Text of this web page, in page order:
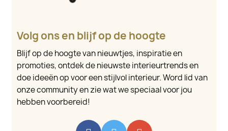
Volg ons en blijf op de hoogte
Blijf op de hoogte van nieuwtjes, inspiratie en
promoties, ontdek de nieuwste interieurtrends en
doe ideeën op voor een stijlvol interieur. Word lid van
onze community en zie wat we speciaal voor jou
hebben voorbereid!